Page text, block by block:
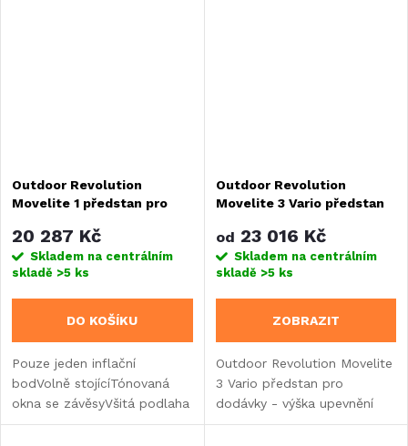
Outdoor Revolution
Movelite 1 předstan pro
H180-255cm
20 287 Kč
Skladem na centrálním
skladě >5 ks
DO KOŠÍKU
Pouze jeden inflační
bodVolně stojícíTónovaná
okna se závěsyVšitá podlaha
stanu z PVCVčetně zpevnění
Outdoor Revolution
Movelite 3 Vario předstan
od 23 016 Kč
Skladem na centrálním
skladě >5 ks
ZOBRAZIT
Outdoor Revolution Movelite
3 Vario předstan pro
dodávky - výška upevnění
180-240cm, Š310xH480cm